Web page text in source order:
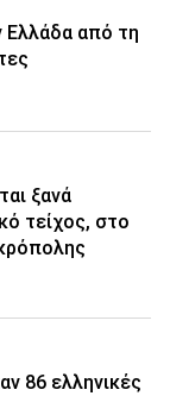
Ελλάδα από τη
ξανά
τείχος, στο
86 ελληνικές